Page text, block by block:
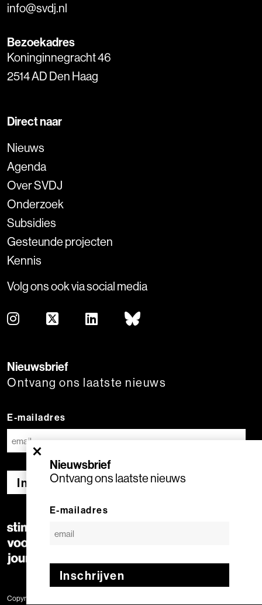
×
Nieuwsbrief
Ontvang ons laatste nieuws
E-mailadres
Inschrijven
info@svdj.nl
Bezoekadres
Koninginnegracht 46
2514 AD Den Haag
Direct naar
Nieuws
Agenda
Over SVDJ
Onderzoek
Subsidies
Gesteunde projecten
Kennis
Volg ons ook via social media
Nieuwsbrief
Ontvang ons laatste nieuws
E-mailadres
Inschrijven
Copyright © 2020 Stimuleringsfonds voor de Journalistiek | Geproduceerd door